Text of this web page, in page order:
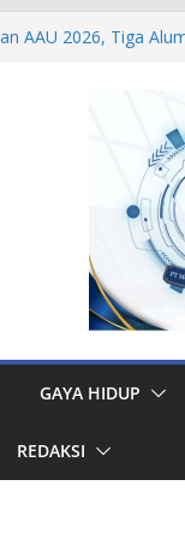
AAU 2026, Tiga
Akpol Dampingi
Bhakti 2026
Prajurit, Kodaeral
Surabaya
Personel
World
GAYA HIDUP
REDAKSI